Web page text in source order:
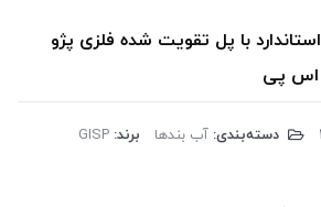
واشر سرسیلندر XU7 استاندارد با پل تقویت شده فلزی پژو
دسته‌بندی: آب بندها برند: GISP